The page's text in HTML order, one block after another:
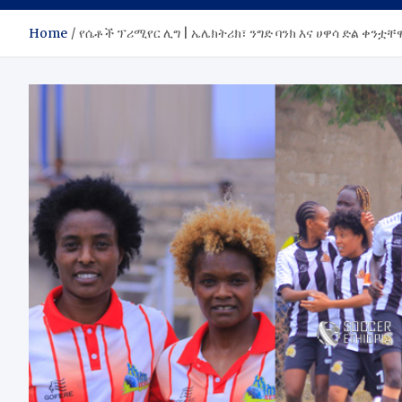
Home የሴቶች ፕሪሚየር ሊግ | ኤሌክትሪክ፣ ንግድ ባንክ እና ሀዋሳ ድል